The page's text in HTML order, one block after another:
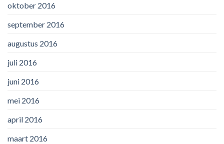
oktober 2016
september 2016
augustus 2016
juli 2016
juni 2016
mei 2016
april 2016
maart 2016